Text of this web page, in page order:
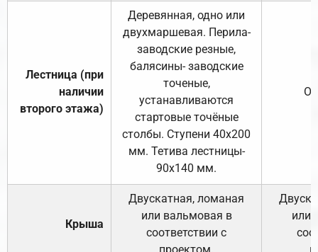
Лестница (при
наличии
второго этажа)
Деревянная, одно или
двухмаршевая. Перила-
заводские резные,
балясины- заводские
точеные,
устанавливаются
стартовые точёные
столбы. Ступени 40х200
мм. Тетива лестницы-
90х140 мм.
Крыша
Двускатная, ломаная
или вальмовая в
соответствии с
или